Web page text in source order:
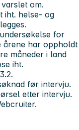
om.
iht. helse- og
for
årene har oppholdt
måneder i land
iht.
før intervju.
etter intervju.